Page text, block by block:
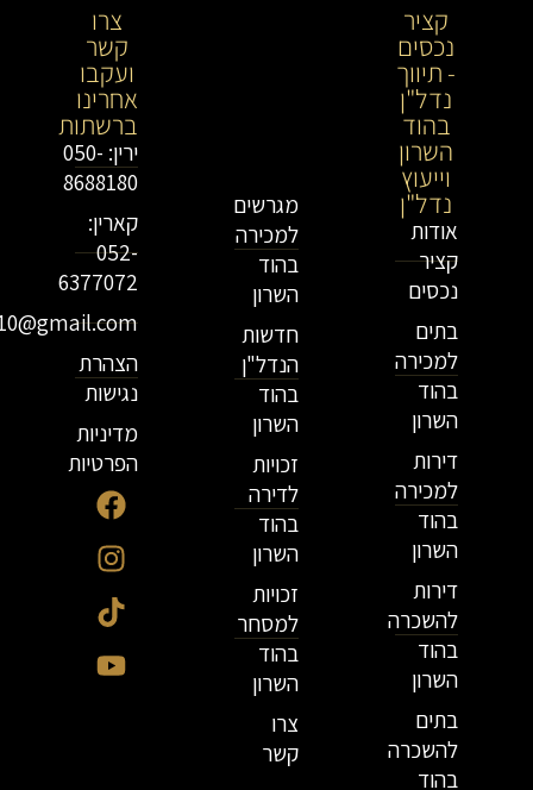
קציר
נכסים
- תיווך
נדל"ן
בהוד
השרון
וייעוץ
נדל"ן
אודות
קציר
נכסים
בתים
למכירה
בהוד
השרון
דירות
למכירה
בהוד
השרון
דירות
להשכרה
בהוד
השרון
בתים
להשכרה
בהוד
מגרשים
למכירה
בהוד
השרון
חדשות
הנדל"ן
בהוד
השרון
זכויות
לדירה
בהוד
השרון
זכויות
למסחר
בהוד
השרון
צרו
קשר
צרו
קשר
ועקבו
אחרינו
ברשתות
ירין: 050-
8688180
קארין:
052-
6377072
הצהרת
נגישות
מדיניות
הפרטיות